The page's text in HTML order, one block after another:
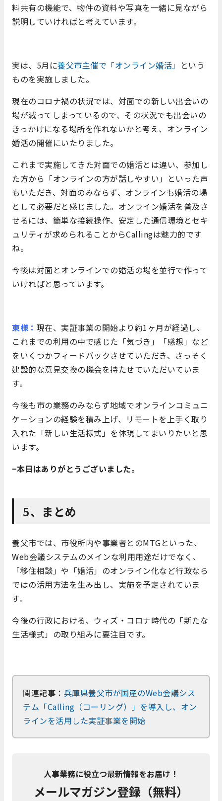
料共有の機能で、物件の資料や写真を一緒に見ながら
説明していければと考えています。
実は、5月に養父市主催で「オンライン婚活」 という
ものを実施しました。
現在のコロナ禍の状況では、対面での新しい出会いの
場が減ってしまっているので、その状況でも出会いの
きっかけになる場所を作れないかと考え、オンライン
婚活の開催にいたりました。
これまで実施してきた対面での婚活とは違い、参加し
た方から「オンラインの方が話しやすい」といった声
もいただき、対面のみならず、オンラインも婚活の場
として必要だと感じました。オンライン婚活を普及さ
せるには、簡単な接続操作、安定した通信環境とセキ
ュリティが求められることからCallingは魅力的です
ね。
今後は対面とオンラインでの婚活の場を並行で作って
いければと思っています。
東様： 現在、実証事業の開始より約1ヶ月が経過し、
これまでの利用の中で感じた「気づき」「感想」など
をいくつかフィードバックさせていただき、さっそく
建設的な意見交換の機会を持たせていただいていま
す。
今後も市の業務のみならず地域でオンラインコミュニ
ケーションの経験を積み上げ、リモートを上手く取り
入れた「新しい生活様式」を体現してまいりたいと思
います。
−本日はありがとうございました。
5、まとめ
養父市では、市役所内や事業者とのMTGといった、
Web会議システムのメインな利用用途だけでなく、
「移住相談」や「婚活」のオンライン化など行政なら
ではの活用方法を生み出し、実施を予定されていま
す。
今後の行政における、ウィズ・コロナ時代の「新たな
生活様式」の取り組みに要注目です。
関連記事： 兵庫県養父市が国産のWeb会議シス
テム「Calling（コーリング）」を導入し、オン
ラインを活用した実証事業を開始
人事業務に役立つ最新情報をお届け！
メールマガジン登録（無料）